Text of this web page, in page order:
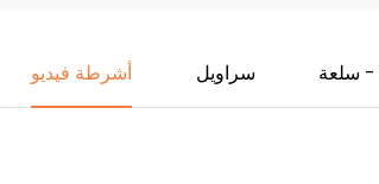
أشرطة فيديو سراويل - سلعة